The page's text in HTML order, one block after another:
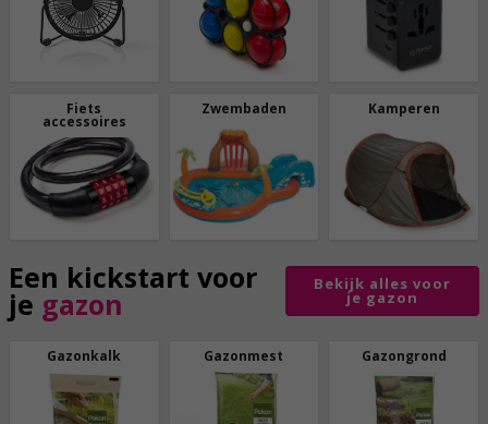
Fiets
accessoires
Zwembaden Kamperen
Een kickstart voor
je gazon
Bekijk alles voor
je gazon
Gazonkalk Gazonmest Gazongrond